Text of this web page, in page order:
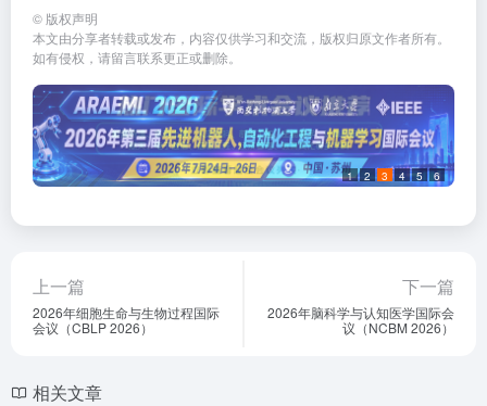
© 版权声明
本文由分享者转载或发布，内容仅供学习和交流，版权归原文作者所有。
如有侵权，请留言联系更正或删除。
1 2 3 4 5 6
上一篇
2026年细胞生命与生物过程国际
会议（CBLP 2026）
下一篇
2026年脑科学与认知医学国际会
议（NCBM 2026）
相关文章